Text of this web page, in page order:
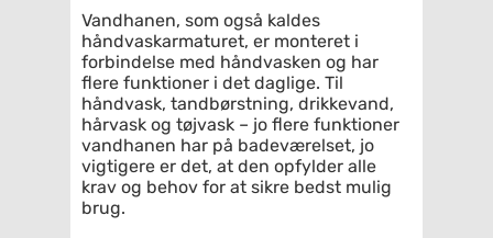
Vandhanen, som også kaldes
håndvaskarmaturet, er monteret i
forbindelse med håndvasken og har
flere funktioner i det daglige. Til
håndvask, tandbørstning, drikkevand,
hårvask og tøjvask – jo flere funktioner
vandhanen har på badeværelset, jo
vigtigere er det, at den opfylder alle
krav og behov for at sikre bedst mulig
brug.